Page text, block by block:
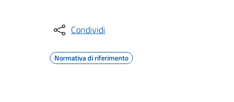
Condividi
Normativa di riferimento